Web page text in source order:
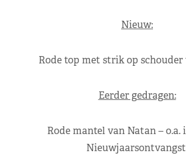
Nieuw:
Rode top met strik op
Eerder gedragen:
Rode mantel van Natan – o.a.